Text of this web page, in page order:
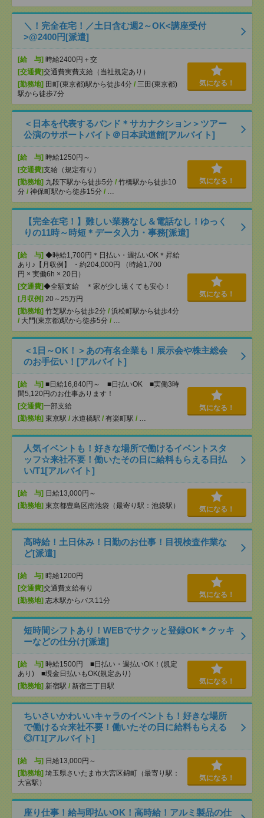
＼！完全在宅！／土日含む週2～OK<講座受付
>@2400円[派遣]
[給 与] 時給2400円＋交
[交通費]交通費実費支給（当社規定あり）
[勤務地] 田町(東京都)駅から徒歩4分 / 三田(東京都)
駅から徒歩7分
気になる！
＜日本を代表するバンド＊サカナクション＞ツアー
公演のサポートバイト＠日本武道館[アルバイト]
[給 与] 時給1250円～
[交通費]支給（規定有り）
[勤務地] 九段下駅から徒歩5分 / 竹橋駅から徒歩10
分 / 神保町駅から徒歩15分 / …
気になる！
【完全在宅！】難しい業務なし＆電話なし！ゆっく
りの11時～時短＊データ入力・事務[派遣]
[給 与] ◆時給1,700円＊日払い・週払いOK＊昇給
あり♪【月収例】 ・約204,000円 （時給1,700
円 × 実働6h × 20日）
[交通費]◆全額支給 ＊家が少し遠くても安心！
[月収例] 20～25万円
[勤務地] 竹芝駅から徒歩2分 / 浜松町駅から徒歩4分
/ 大門(東京都)駅から徒歩5分 / …
気になる！
＜1日～OK！＞あの有名企業も！展示会や株主総会
のお手伝い！[アルバイト]
[給 与] ■日給16,840円～ ■日払いOK ■実働3時
間5,120円のお仕事あります！
[交通費]一部支給
[勤務地] 東京駅 / 水道橋駅 / 有楽町駅 / …
気になる！
人気イベントも！好きな場所で働けるイベントスタ
ッフ☆来社不要！働いたその日に給料もらえる日払
い/T1[アルバイト]
[給 与] 日給13,000円～
[勤務地] 東京都豊島区南池袋（最寄り駅：池袋駅） 気になる！
高時給！土日休み！日勤のお仕事！目視検査作業な
ど[派遣]
[給 与] 時給1200円
[交通費]交通費支給有り
[勤務地] 志木駅からバス11分
気になる！
短時間シフトあり！WEBでサクッと登録OK＊クッキ
ーなどの仕分け[派遣]
[給 与] 時給1500円 ■日払い・週払いOK！(規定
あり) ■現金日払いもOK(規定あり)
[勤務地] 新宿駅 / 新宿三丁目駅
気になる！
ちいさいかわいいキャラのイベントも！好きな場所
で働ける☆来社不要！働いたその日に給料もらえる
◎/T1[アルバイト]
[給 与] 日給13,000円～
[勤務地] 埼玉県さいたま市大宮区錦町（最寄り駅：
大宮駅）
気になる！
座り仕事！給与即払いOK！高時給！アルミ製品の仕